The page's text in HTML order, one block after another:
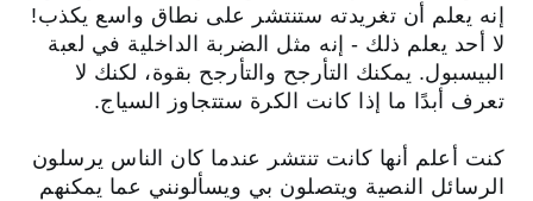
إنه يعلم أن تغريدته ستنتشر على نطاق واسع يكذب!
لا أحد يعلم ذلك - إنه مثل الضربة الداخلية في لعبة
البيسبول. يمكنك التأرجح والتأرجح بقوة، لكنك لا
تعرف أبدًا ما إذا كانت الكرة ستتجاوز السياج.
كنت أعلم أنها كانت تنتشر عندما كان الناس يرسلون
الرسائل النصية ويتصلون بي ويسألونني عما يمكنهم